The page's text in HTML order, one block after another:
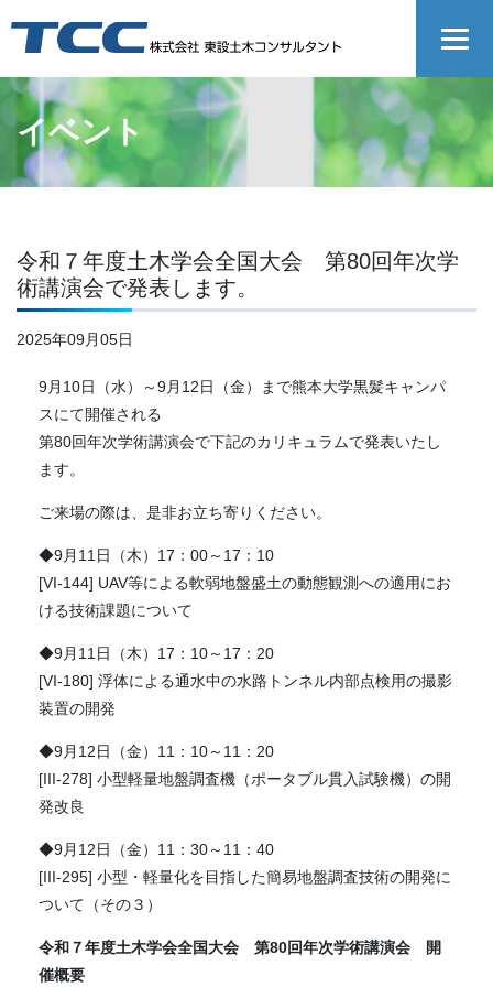
イベント
令和７年度土木学会全国大会 第80回年次学
術講演会で発表します。
2025年09月05日
9月10日（水）～9月12日（金）まで熊本大学黒髪キャンパ
スにて開催される
第80回年次学術講演会で下記のカリキュラムで発表いたし
ます。
ご来場の際は、是非お立ち寄りください。
◆9月11日（木）17：00～17：10
[VI-144] UAV等による軟弱地盤盛土の動態観測への適用にお
ける技術課題について
◆9月11日（木）17：10～17：20
[VI-180] 浮体による通水中の水路トンネル内部点検用の撮影
装置の開発
◆9月12日（金）11：10～11：20
[III-278] 小型軽量地盤調査機（ポータブル貫入試験機）の開
発改良
◆9月12日（金）11：30～11：40
[III-295] 小型・軽量化を目指した簡易地盤調査技術の開発に
ついて（その３）
令和７年度土木学会全国大会 第80回年次学術講演会 開
催概要